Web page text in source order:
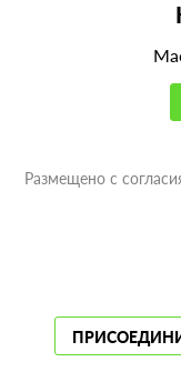
Размещено с